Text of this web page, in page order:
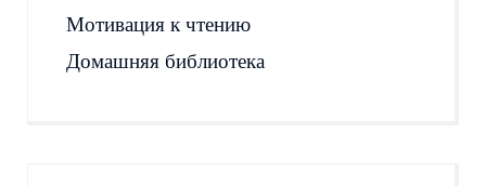
Мотивация к чтению
Домашняя библиотека